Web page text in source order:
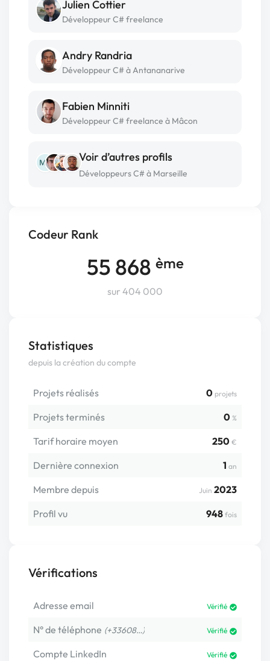
Codeur Rank
55 868 ème
sur 404 000
Statistiques
depuis la création du compte
Projets réalisés 0 projets
Projets terminés 0 %
Tarif horaire moyen 250 €
Dernière connexion 1 an
Membre depuis Juin 2023
Profil vu
948 fois
Vérifications
Adresse email Vérifié
N° de téléphone (+33608…) Vérifié
Compte LinkedIn Vérifié
Julien Cottier
Développeur C# freelance
Andry Randria
Développeur C# à Antananarive
Fabien Minniti
Développeur C# freelance à Mâcon
Voir d’autres profils
Développeurs C# à Marseille